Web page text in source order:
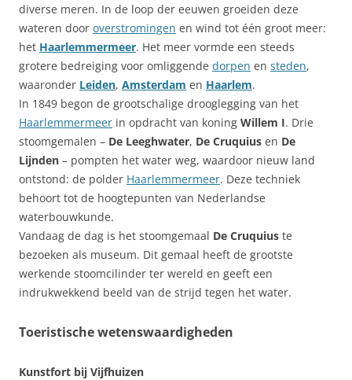
diverse meren. In de loop der eeuwen groeiden deze
wateren door overstromingen en wind tot één groot meer:
het Haarlemmermeer. Het meer vormde een steeds
grotere bedreiging voor omliggende dorpen en steden,
waaronder Leiden, Amsterdam en Haarlem.
In 1849 begon de grootschalige drooglegging van het
Haarlemmermeer in opdracht van koning Willem I. Drie
stoomgemalen – De Leeghwater, De Cruquius en De
Lijnden – pompten het water weg, waardoor nieuw land
ontstond: de polder Haarlemmermeer. Deze techniek
behoort tot de hoogtepunten van Nederlandse
waterbouwkunde.
Vandaag de dag is het stoomgemaal De Cruquius te
bezoeken als museum. Dit gemaal heeft de grootste
werkende stoomcilinder ter wereld en geeft een
indrukwekkend beeld van de strijd tegen het water.
Toeristische wetenswaardigheden
Kunstfort bij Vijfhuizen